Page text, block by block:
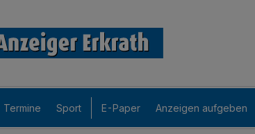
Termine Sport E-Paper Anzeigen aufgeben